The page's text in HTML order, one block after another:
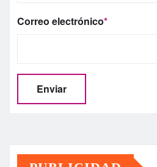
Correo electrónico*